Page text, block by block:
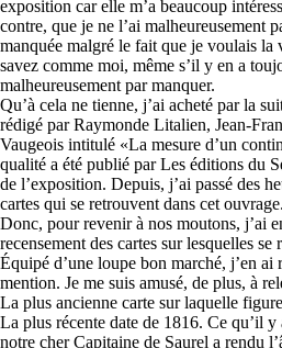
exposition car elle m’a beaucoup
contre, que je ne l’ai malheureusement
manquée malgré le fait que je voulais
savez comme moi, même s’il y en a
malheureusement par manquer.
Qu’à cela ne tienne, j’ai acheté par la
rédigé par Raymonde Litalien, Jean-
Vaugeois intitulé «La mesure d’un
qualité a été publié par Les éditions du
de l’exposition. Depuis, j’ai passé des
cartes qui se retrouvent dans cet ouvrage.
Donc, pour revenir à nos moutons, j’ai
recensement des cartes sur lesquelles
Équipé d’une loupe bon marché, j’en ai
mention. Je me suis amusé, de plus, à
La plus ancienne carte sur laquelle
La plus récente date de 1816. Ce qu’il y
notre cher Capitaine de Saurel a rendu